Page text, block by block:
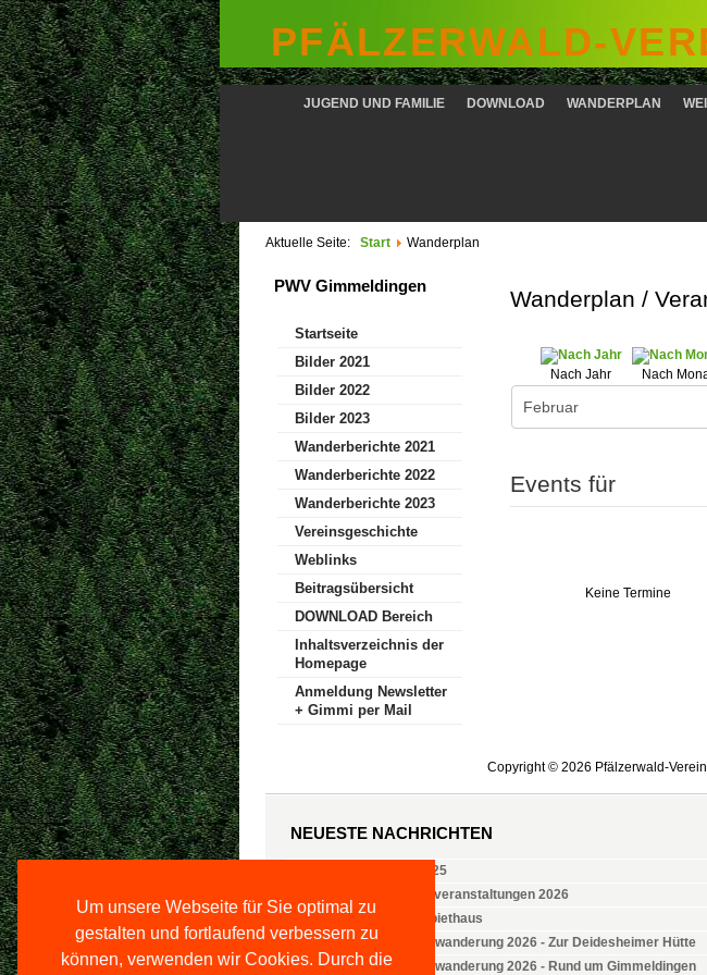
Um unsere Webseite für Sie optimal zu
gestalten und fortlaufend verbessern zu
können, verwenden wir Cookies. Durch die
PFÄLZERWALD-
WANDERPLAN
DOWNLOAD
JUGEND UND FAMILIE
Aktuelle Seite: Start Wanderplan
Wanderplan /
Nach Jahr Nach
Events für
Keine Termine
PWV Gimmeldingen
Startseite
Bilder 2021
Bilder 2022
Bilder 2023
Wanderberichte 2021
Wanderberichte 2022
Wanderberichte 2023
Vereinsgeschichte
Weblinks
Beitragsübersicht
DOWNLOAD Bereich
Inhaltsverzeichnis der
Homepage
Anmeldung Newsletter
+ Gimmi per Mail
Copyright © 2026 Pfälzerwald-
NEUESTE NACHRICHTEN
Vorstand ab 14.06.2025
Jugend- und Familienveranstaltungen 2026
Öffnungszeiten Weinbiethaus
Nachlese: 2. Familienwanderung 2026 - Zur Deidesheimer Hütte
Nachlese: 1. Familienwanderung 2026 - Rund um Gimmeldingen